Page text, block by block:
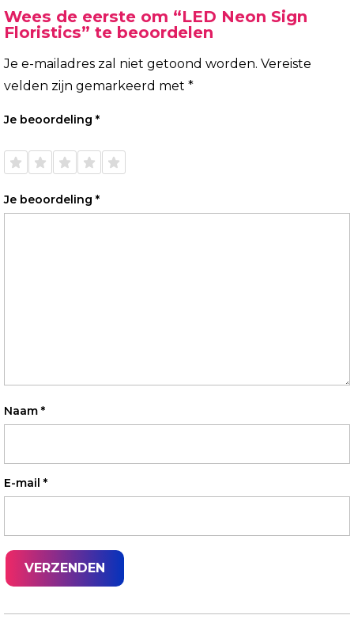
Wees de eerste om “LED Neon Sign
Floristics” te beoordelen
Je e-mailadres zal niet getoond worden. Vereiste
velden zijn gemarkeerd met *
Je beoordeling *
de 5
de 5
de 5
de 5
de 5
Je beoordeling *
Naam *
E-mail *